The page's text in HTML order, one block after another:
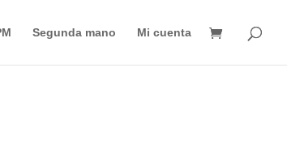
Segunda mano Mi cuenta